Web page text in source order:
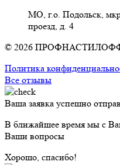
МО, г.о. Подольск,
проезд, д. 4
© 2026
Политика
Все отзывы
Ваша заявка успешно
В ближайшее время мы с
Ваши вопросы
Хорошо, спасибо!